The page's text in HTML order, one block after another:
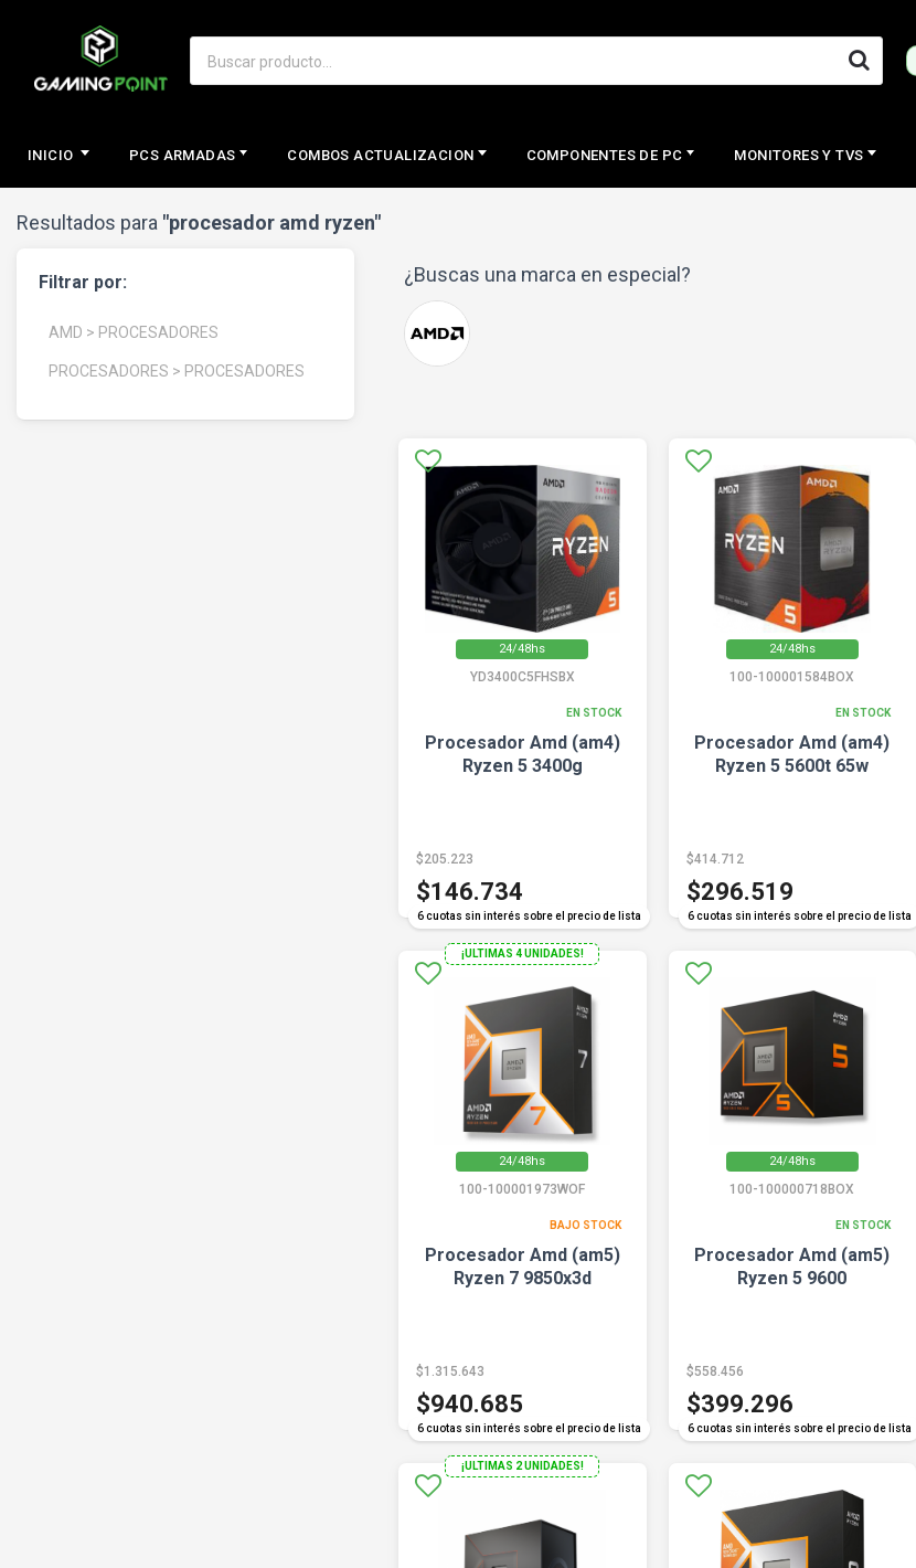
INICIO PCS ARMADAS COMBOS ACTUALIZACION COMPONENTES DE PC MONITORES Y TVS
Resultados para "procesador amd ryzen"
Filtrar por:
AMD > PROCESADORES
PROCESADORES > PROCESADORES
¿Buscas una marca en especial?
24/48hs
YD3400C5FHSBX
EN STOCK
Procesador Amd (am4)
Ryzen 5 3400g
6 cuotas sin interés sobre el precio de lista
$205.223
$146.734
24/48hs
100-100001584BOX
EN STOCK
Procesador Amd (am4)
Ryzen 5 5600t 65w
6 cuotas sin interés sobre el precio de lista
$414.712
$296.519
24/48hs
¡ULTIMAS 4 UNIDADES!
100-100001973WOF
BAJO STOCK
Procesador Amd (am5)
Ryzen 7 9850x3d
6 cuotas sin interés sobre el precio de lista
$1.315.643
$940.685
24/48hs
100-100000718BOX
EN STOCK
Procesador Amd (am5)
Ryzen 5 9600
6 cuotas sin interés sobre el precio de lista
$558.456
$399.296
¡ULTIMAS 2 UNIDADES!